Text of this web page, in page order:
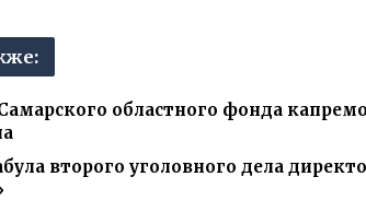
областного фонда
второго уголовного дела